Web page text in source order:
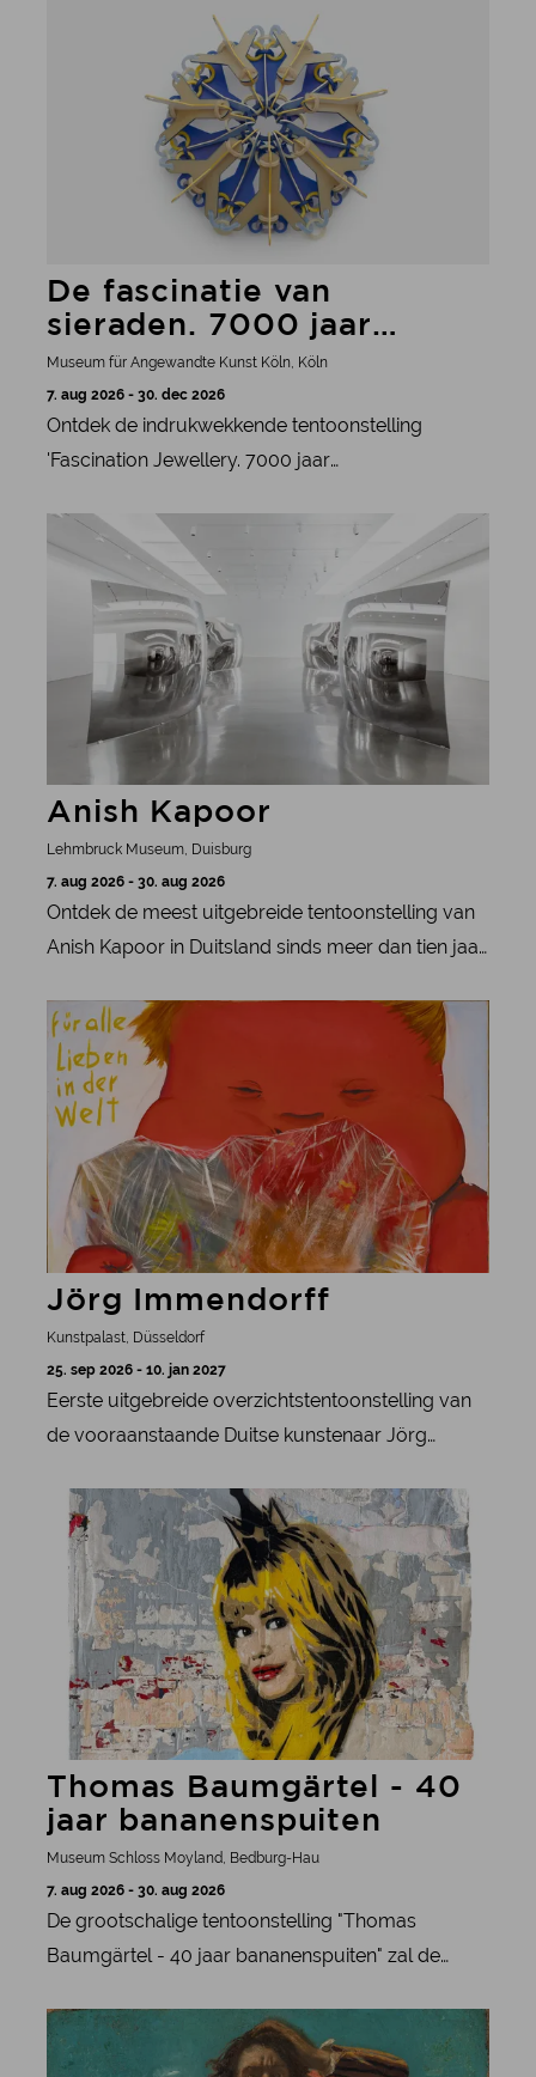
kunstacademie van Düsseldorf en hun politieke en
sociale betrokkenheid.
De fascinatie van
sieraden. 7000 jaar
sieradenkunst in het
MAKK
Museum für Angewandte Kunst Köln, Köln
7. aug 2026 - 30. dec 2026
Ontdek de indrukwekkende tentoonstelling
'Fascination Jewellery. 7000 jaar
tentoonstellingsstukken zijn hier te bewonderen.
Anish Kapoor
Lehmbruck Museum, Duisburg
7. aug 2026 - 30. aug 2026
Ontdek de meest uitgebreide tentoonstelling van
Anish Kapoor in Duitsland sinds meer dan tien jaar
Museum.
meer informatie
Jörg Immendorff
Kunstpalast, Düsseldorf
25. sep 2026 - 10. jan 2027
Eerste uitgebreide overzichtstentoonstelling van
de vooraanstaande Duitse kunstenaar Jörg
onder meer nog niet eerder getoonde werken en
archiefmateriaal.
meer informatie
Thomas Baumgärtel - 40
jaar bananenspuiten
Museum Schloss Moyland, Bedburg-Hau
7. aug 2026 - 30. aug 2026
De grootschalige tentoonstelling "Thomas
Baumgärtel - 40 jaar bananenspuiten" zal de
wandelend kunstlandschap verspreid over 40
locaties.
meer informatie
meer informatie